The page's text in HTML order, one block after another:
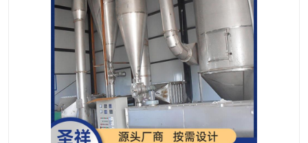
单锥螺带真空干燥机 沸腾干燥机
方形圆形真空干燥机 真空耙式干燥机
热风循环烘箱 喷雾干燥机
振动流化床干燥机 盘式干燥机